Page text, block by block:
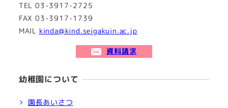
TEL 03-3917-2725
FAX 03-3917-1739
MAIL kinda@kind.seigakuin.ac.jp
資料請求
幼稚園について
園長あいさつ